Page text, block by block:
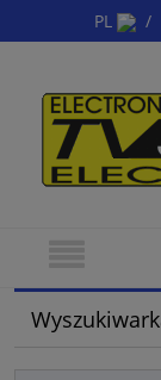
PL /